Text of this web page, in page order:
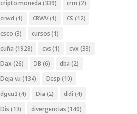
cripto moneda (339) crm (2)
crwd (1) CRWV(1) CS (12)
csco (3) cursos (1)
cuña (1928) cvs (1) cvx (33)
Dax (26) DB (6) dba (2)
Deja vu (134) Desp (10)
dgcu2(4) Dia (2) didi (4)
Dis (19) divergencias (140)